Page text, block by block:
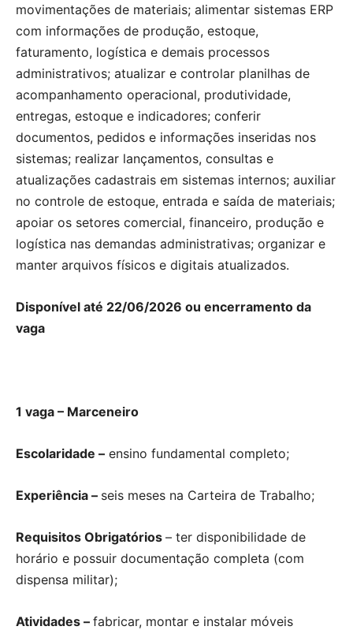
movimentações de materiais; alimentar sistemas ERP
com informações de produção, estoque,
faturamento, logística e demais processos
administrativos; atualizar e controlar planilhas de
acompanhamento operacional, produtividade,
entregas, estoque e indicadores; conferir
documentos, pedidos e informações inseridas nos
sistemas; realizar lançamentos, consultas e
atualizações cadastrais em sistemas internos; auxiliar
no controle de estoque, entrada e saída de materiais;
apoiar os setores comercial, financeiro, produção e
logística nas demandas administrativas; organizar e
manter arquivos físicos e digitais atualizados.
Disponível até 22/06/2026 ou encerramento da
vaga
1 vaga – Marceneiro
Escolaridade – ensino fundamental completo;
Experiência – seis meses na Carteira de Trabalho;
Requisitos Obrigatórios – ter disponibilidade de
horário e possuir documentação completa (com
dispensa militar);
Atividades – fabricar, montar e instalar móveis